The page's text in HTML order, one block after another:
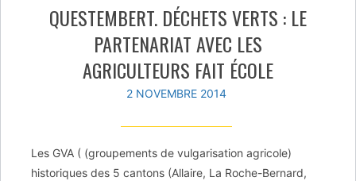
QUESTEMBERT. DÉCHETS VERTS : LE
PARTENARIAT AVEC LES
AGRICULTEURS FAIT ÉCOLE
2 NOVEMBRE 2014
Les GVA ( (groupements de vulgarisation agricole)
historiques des 5 cantons (Allaire, La Roche-Bernard,